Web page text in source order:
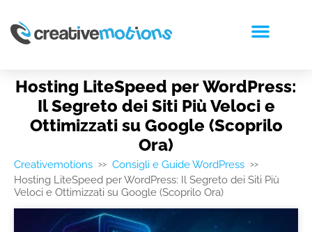
Hosting LiteSpeed per WordPress:
Il Segreto dei Siti Più Veloci e
Ottimizzati su Google (Scoprilo
Ora)
Creativemotions >> Consigli e Guide WordPress >>
Hosting LiteSpeed per WordPress: Il Segreto dei Siti Più
Veloci e Ottimizzati su Google (Scoprilo Ora)